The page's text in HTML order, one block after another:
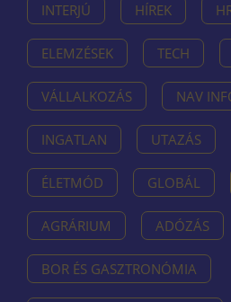
INTERJÚ HÍREK
ELEMZÉSEK TECH
VÁLLALKOZÁS NAV
INGATLAN UTAZÁS
ÉLETMÓD GLOBÁL
AGRÁRIUM ADÓZÁS
BOR ÉS GASZTRONÓMIA